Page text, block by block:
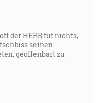
der HERR tut nichts,
seinen
geoffenbart zu